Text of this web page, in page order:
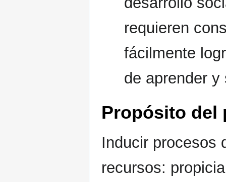
requieren
fácilmente
de aprender
Propósito del
Inducir procesos
recursos: